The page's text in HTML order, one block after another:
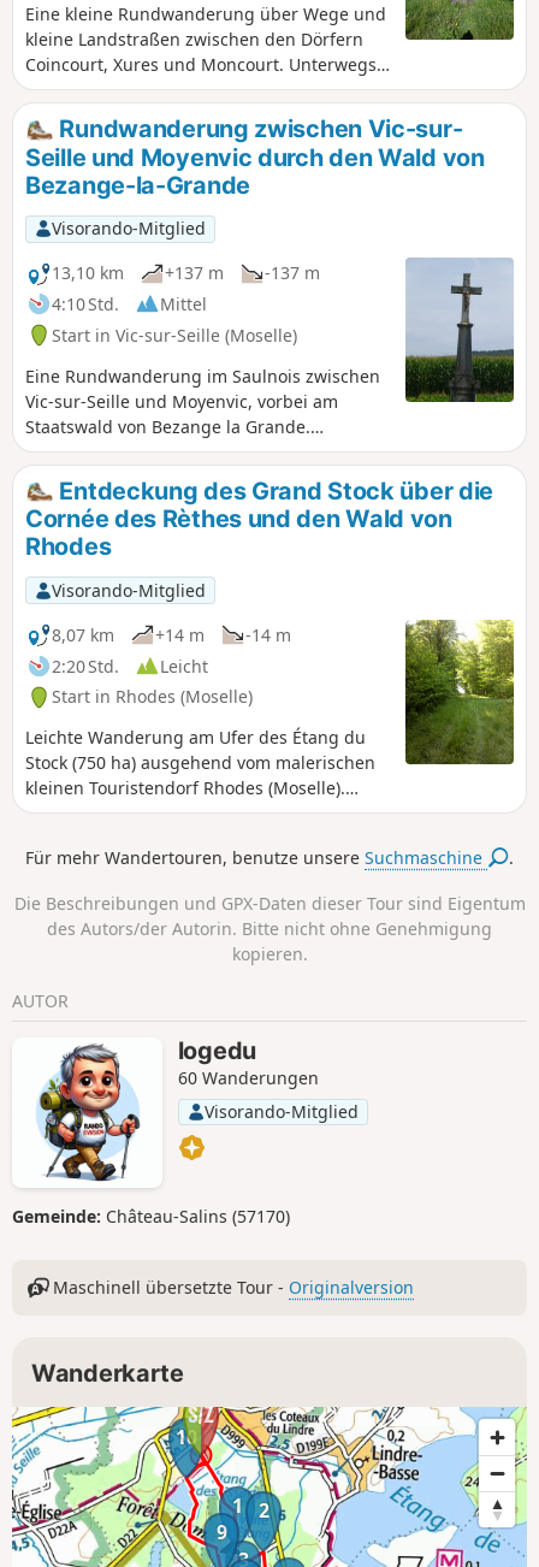
Eine kleine Rundwanderung über Wege und
kleine Landstraßen zwischen den Dörfern
Coincourt, Xures und Moncourt. Unterwegs
ein wenig Geschichte im Bois de Champs
Courts: Besichtigung einer Stätte mit fünf
deutschen Bunkeranlagen aus der Zeit von
1814 bis 1918.
Rundwanderung zwischen Vic-sur-
Seille und Moyenvic durch den Wald von
Bezange-la-Grande
Visorando-Mitglied
13,10 km
+137 m
-137 m
4:10 Std.
Mittel
Start in Vic-sur-Seille (Moselle)
Eine Rundwanderung im Saulnois zwischen
Vic-sur-Seille und Moyenvic, vorbei am
Staatswald von Bezange la Grande.
Wanderung auf Feld- und Waldwegen mit
wunderschönen Ausblicken von den
Anhöhen.
Entdeckung des Grand Stock über die
Cornée des Rèthes und den Wald von
Rhodes
Visorando-Mitglied
8,07 km
+14 m
-14 m
2:20 Std.
Leicht
Start in Rhodes (Moselle)
Leichte Wanderung am Ufer des Étang du
Stock (750 ha) ausgehend vom malerischen
kleinen Touristendorf Rhodes (Moselle).
Wenn Sie durch das Schilf und die schönen
können Sie an schönen Sommertagen Segel-
Für mehr Wandertouren, benutze unsereSuchmaschine .
Die Beschreibungen und GPX-Daten dieser Tour sind Eigentum
des Autors/der Autorin. Bitte nicht ohne Genehmigung
kopieren.
AUTOR
logedu
60 Wanderungen
Visorando-Mitglied
Gemeinde: Château-Salins (57170)
Maschinell übersetzte Tour - Originalversion
Wanderkarte
1
2
3
9
10